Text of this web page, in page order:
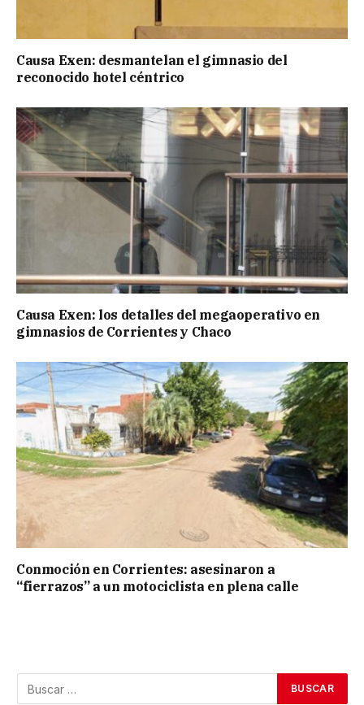
Causa Exen: desmantelan el gimnasio del
reconocido hotel céntrico
Causa Exen: los detalles del megaoperativo en
gimnasios de Corrientes y Chaco
Conmoción en Corrientes: asesinaron a
“fierrazos” a un motociclista en plena calle